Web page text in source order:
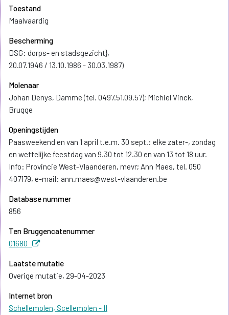
Toestand
Maalvaardig
Bescherming
DSG: dorps- en stadsgezicht},
20.07.1946 / 13.10.1986 - 30.03.1987)
Molenaar
Johan Denys, Damme (tel. 0497.51.09.57); Michiel Vinck,
Brugge
Openingstijden
Paasweekend en van 1 april t.e.m. 30 sept.: elke zater-, zondag
en wettelijke feestdag van 9.30 tot 12.30 en van 13 tot 18 uur.
Info: Provincie West-Vlaanderen, mevr; Ann Maes, tel. 050
407179, e-mail: ann.maes@west-vlaanderen.be
Database nummer
856
Ten Bruggencatenummer
01680
Laatste mutatie
Overige mutatie, 29-04-2023
Internet bron
Schellemolen, Scellemolen - II